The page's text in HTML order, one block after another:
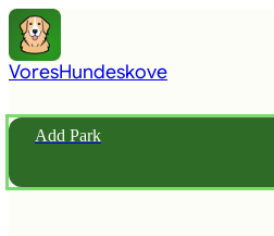
VoresHundeskove
Add Park